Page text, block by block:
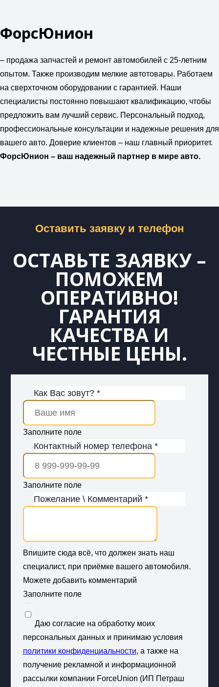
ФорсЮнион
– продажа запчастей и ремонт автомобилей с 25-летним
опытом. Также производим мелкие автотовары. Работаем
на сверхточном оборудовании с гарантией. Наши
специалисты постоянно повышают квалификацию, чтобы
предложить вам лучший сервис. Персональный подход,
профессиональные консультации и надежные решения для
вашего авто. Доверие клиентов – наш главный приоритет.
ФорсЮнион – ваш надежный партнер в мире авто.
Оставить заявку и телефон
ОСТАВЬТЕ ЗАЯВКУ –
ПОМОЖЕМ
ОПЕРАТИВНО!
ГАРАНТИЯ
КАЧЕСТВА И
ЧЕСТНЫЕ ЦЕНЫ.
Как Вас зовут? *
Заполните поле
Контактный номер телефона *
Заполните поле
Пожелание \ Комментарий *
Впишите сюда всё, что должен знать наш
специалист, при приёмке вашего автомобиля.
Можете добавить комментарий
Заполните поле
Даю согласие на обработку моих
персональных данных и принимаю условия
политики конфиденциальности, а также на
получение рекламной и информационной
рассылки компании ForceUnion (ИП Петраш